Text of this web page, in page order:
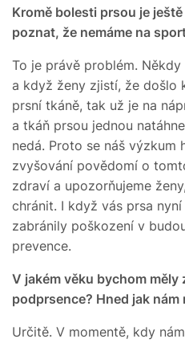
Kromě bolesti prsou je
poznat, že nemáme na
To je právě problém.
a když ženy zjistí, že došlo
prsní tkáně, tak už je na
a tkáň prsou jednou
nedá. Proto se náš výzkum
zvyšování povědomí o
zdraví a upozorňujeme
chránit. I když vás prsa
zabránily poškození v
prevence.
V jakém věku bychom
podprsence? Hned jak
Určitě. V momentě, kdy